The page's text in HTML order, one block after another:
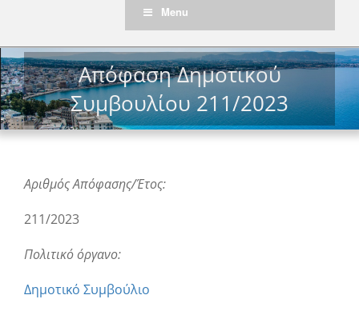
Menu
Απόφαση Δημοτικού
Συμβουλίου 211/2023
Αριθμός Απόφασης/Έτος:
211/2023
Πολιτικό όργανο:
Δημοτικό Συμβούλιο